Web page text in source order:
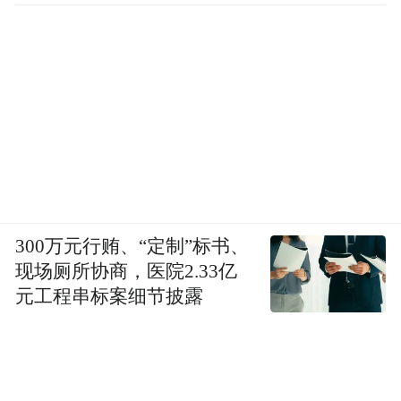
300万元行贿、“定制”标书、
现场厕所协商，医院2.33亿
元工程串标案细节披露